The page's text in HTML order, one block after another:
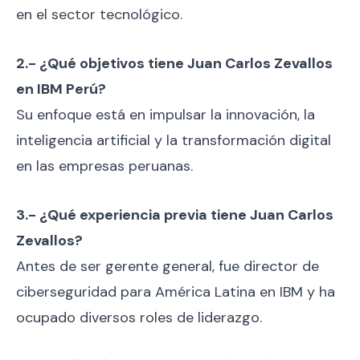
en el sector tecnológico.
2.- ¿Qué objetivos tiene Juan Carlos Zevallos
en IBM Perú?
Su enfoque está en impulsar la innovación, la
inteligencia artificial y la transformación digital
en las empresas peruanas.
3.- ¿Qué experiencia previa tiene Juan Carlos
Zevallos?
Antes de ser gerente general, fue director de
ciberseguridad para América Latina en IBM y ha
ocupado diversos roles de liderazgo.